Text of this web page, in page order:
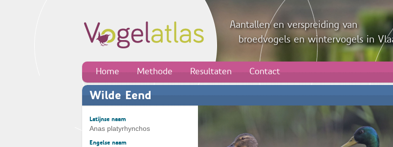
Aantallen en verspreiding van
broedvogels en wintervogels in
Home Methode Resultaten Contact
Wilde Eend
Latijnse naam
Anas platyrhynchos
Engelse naam